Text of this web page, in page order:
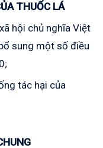
THUỐC LÁ
hội chủ nghĩa Việt
sung một số điều
tác hại của